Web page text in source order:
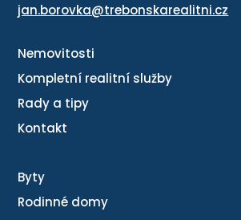
jan.borovka@trebonskarealitni.cz
Nemovitosti
Kompletní realitní služby
Rady a tipy
Kontakt
Byty
Rodinné domy